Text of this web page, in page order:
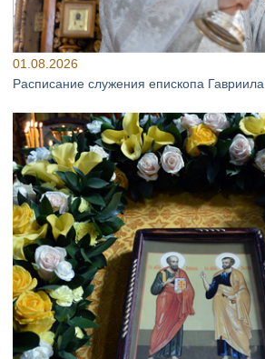
01.08.2026
Расписание служения епископа Гавриила